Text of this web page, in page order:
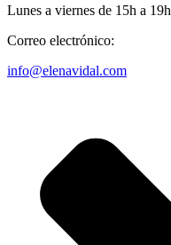
Lunes a viernes de 15h a 19h
Correo electrónico:
info@elenavidal.com